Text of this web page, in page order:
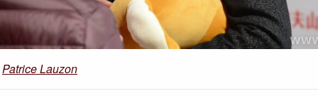
Patrice Lauzon